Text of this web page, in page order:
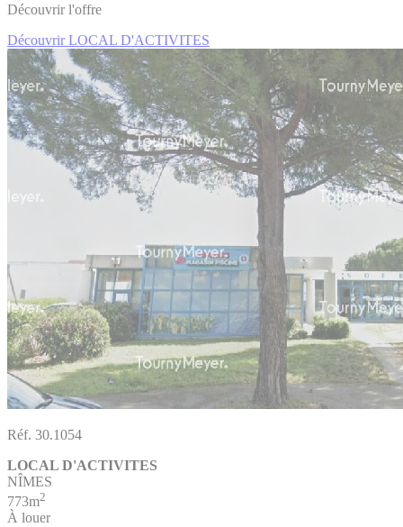
Découvrir l'offre
Découvrir LOCAL D'ACTIVITES
Réf. 30.1054
LOCAL D'ACTIVITES
NÎMES
773m2
À louer